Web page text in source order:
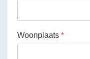
Woonplaats *